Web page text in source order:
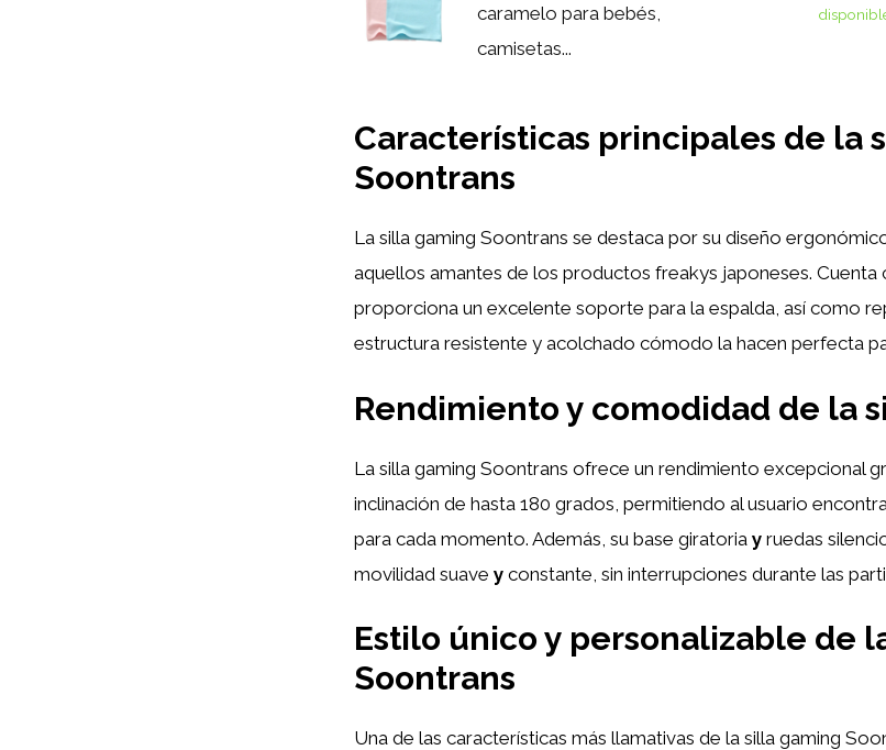
caramelo para bebés,
camisetas...
Características principales de la
Soontrans
La silla gaming Soontrans se destaca por su diseño
aquellos amantes de los productos freakys japoneses. Cuenta
proporciona un excelente soporte para la espalda, así como
estructura resistente y acolchado cómodo la hacen perfecta
Rendimiento y comodidad de la
La silla gaming Soontrans ofrece un rendimiento excepcional
inclinación de hasta 180 grados, permitiendo al usuario
para cada momento. Además, su base giratoria y ruedas
movilidad suave y constante, sin interrupciones durante las
Estilo único y personalizable de
Soontrans
Una de las características más llamativas de la silla gaming